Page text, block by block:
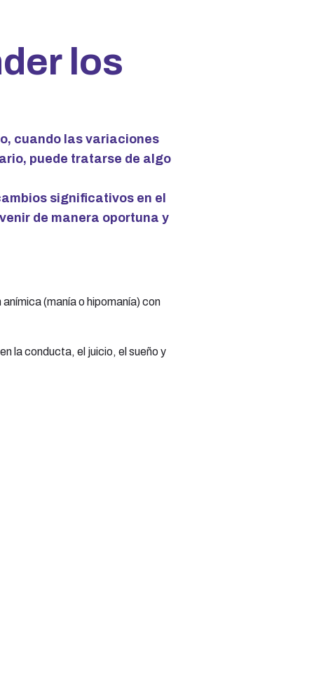
los
cuando las variaciones
puede tratarse de algo
significativos en el
de manera oportuna y
(manía o hipomanía) con
la conducta, el juicio, el sueño y